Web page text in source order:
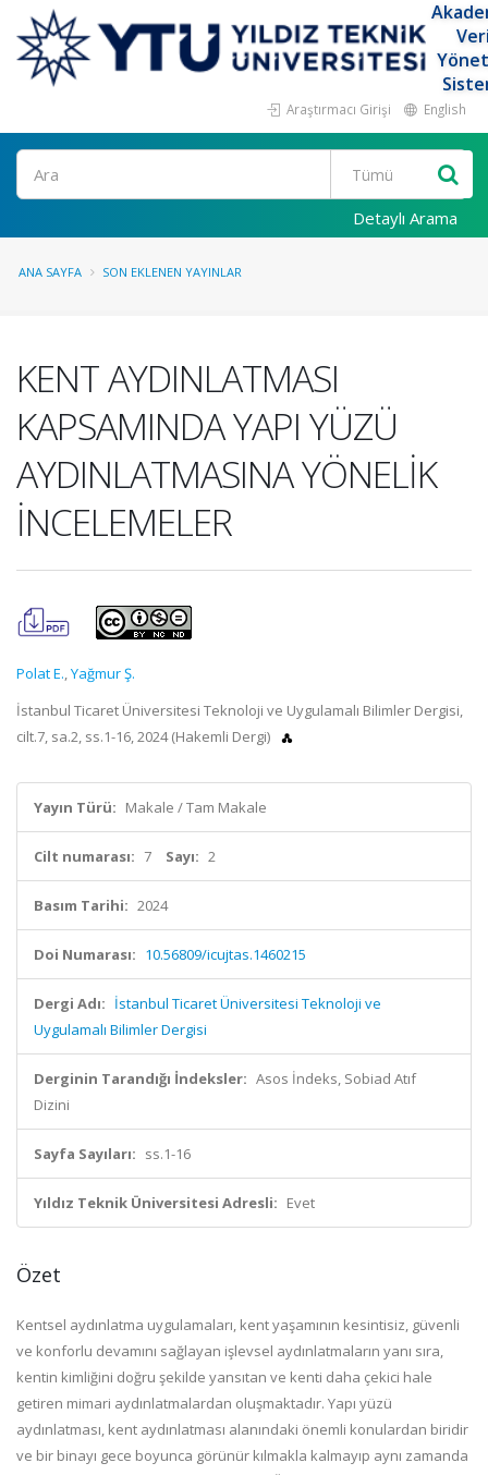
Araştırmacı Girişi English
Ara
Detaylı Arama
ANA SAYFA SON EKLENEN YAYINLAR
KENT AYDINLATMASI
KAPSAMINDA YAPI YÜZÜ
AYDINLATMASINA YÖNELİK
İNCELEMELER
Polat E.,Yağmur Ş.
İstanbul Ticaret Üniversitesi Teknoloji ve Uygulamalı Bilimler Dergisi,
cilt.7, sa.2, ss.1-16, 2024 (Hakemli Dergi)
Yayın Türü: Makale / Tam Makale
Cilt numarası: 7 Sayı: 2
Basım Tarihi: 2024
Doi Numarası: 10.56809/icujtas.1460215
Dergi Adı: İstanbul Ticaret Üniversitesi Teknoloji ve
Uygulamalı Bilimler Dergisi
Derginin Tarandığı İndeksler: Asos İndeks, Sobiad Atıf
Dizini
Sayfa Sayıları: ss.1-16
Yıldız Teknik Üniversitesi Adresli: Evet
Özet
Kentsel aydınlatma uygulamaları, kent yaşamının kesintisiz, güvenli
ve konforlu devamını sağlayan işlevsel aydınlatmaların yanı sıra,
kentin kimliğini doğru şekilde yansıtan ve kenti daha çekici hale
getiren mimari aydınlatmalardan oluşmaktadır. Yapı yüzü
aydınlatması, kent aydınlatması alanındaki önemli konulardan biridir
ve bir binayı gece boyunca görünür kılmakla kalmayıp aynı zamanda